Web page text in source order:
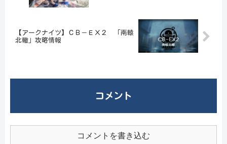
【アークナイツ】ＣＢ－ＥＸ２ 「南轅
北轍」攻略情報
コメント
コメントを書き込む